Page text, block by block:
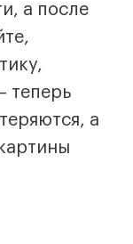
а после
теперь
а